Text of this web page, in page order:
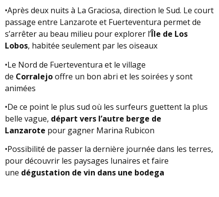
•Après deux nuits à La Graciosa, direction le Sud. Le court
passage entre Lanzarote et Fuerteventura permet de
s’arrêter au beau milieu pour explorer l’Île de Los
Lobos, habitée seulement par les oiseaux
•Le Nord de Fuerteventura et le village
de Corralejooffre un bon abri et les soirées y sont
animées
•De ce point le plus sud où les surfeurs guettent la plus
belle vague, départ vers l’autre berge de
Lanzarote pour gagner Marina Rubicon
•Possibilité de passer la dernière journée dans les terres,
pour découvrir les paysages lunaires et faire
une dégustation de vin dans une bodega